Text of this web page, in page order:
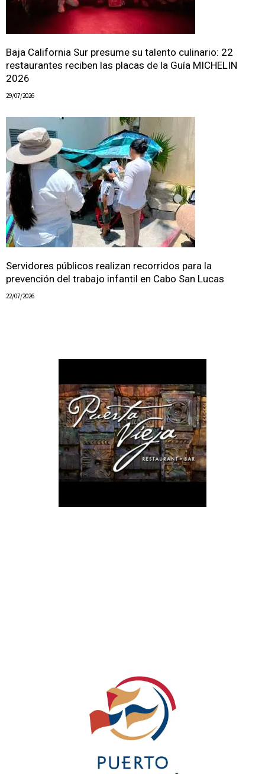
Baja California Sur presume su talento culinario: 22
restaurantes reciben las placas de la Guía MICHELIN
2026
29/07/2026
Servidores públicos realizan recorridos para la
prevención del trabajo infantil en Cabo San Lucas
22/07/2026